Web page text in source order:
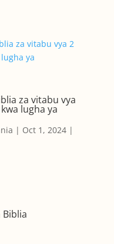
za vitabu vya
lugha ya
| Oct 1, 2024|
Biblia